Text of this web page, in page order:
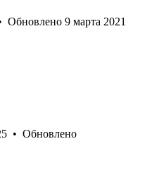
Обновлено 9 марта 2021
• Обновлено